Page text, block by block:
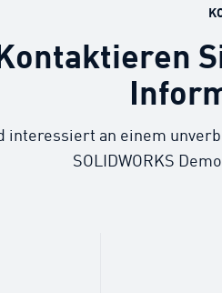
interessiert an einem
SOLIDWORKS